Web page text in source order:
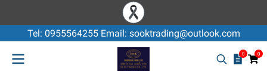
Tel: 0955564255 Email: sooktrading@outlook.com
0 0